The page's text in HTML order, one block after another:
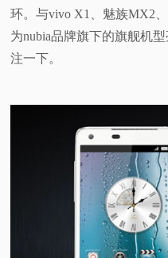
频
科
普
环。与vivo X1、魅族MX2
为nubia品牌旗下的旗舰机
注一下。